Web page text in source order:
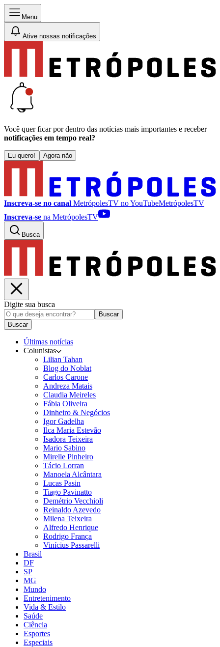
Menu
Ative nossas notificações
Você quer ficar por dentro das notícias mais importantes e receber
notificações em tempo real?
Eu quero! Agora não
Inscreva-se no canal MetrópolesTV noYouTubeMetrópolesTV
Inscreva-se na MetrópolesTV
Busca
Digite sua busca
Buscar
Buscar
Últimas notícias
Colunistas
Lilian Tahan
Blog do Noblat
Carlos Carone
Andreza Matais
Claudia Meireles
Fábia Oliveira
Dinheiro & Negócios
Igor Gadelha
Ilca Maria Estevão
Isadora Teixeira
Mario Sabino
Mirelle Pinheiro
Tácio Lorran
Manoela Alcântara
Lucas Pasin
Tiago Pavinatto
Demétrio Vecchioli
Reinaldo Azevedo
Milena Teixeira
Alfredo Henrique
Rodrigo França
Vinícius Passarelli
Brasil
DF
SP
MG
Mundo
Entretenimento
Vida & Estilo
Saúde
Ciência
Esportes
Especiais